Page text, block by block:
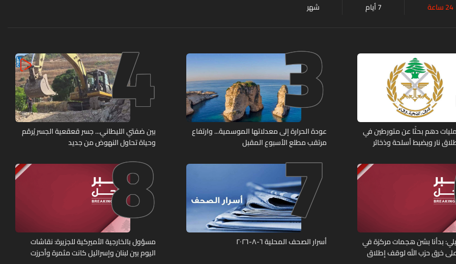
24 ساعة 7 أيام شهر
دهم بحثًا عن متورطين في
نار ويضبط أسلحة وذخائر
3
عودة الحرارة إلى معدلاتها الموسمية... وارتفاع
مرتقب مطلع الأسبوع المقبل
4
بين ضفتي الليطاني... جسر قعقعية الجسر يُرمّم
وحياة تحاول النهوض من جديد
بدأنا بشن هجمات مركزة في
على خرق حزب الله لوقف إطلاق
7
أسرار الصحف المحلية ٦-٨-٢٠٢٦ 8
مسؤول بالخارجية الأميركية للجزيرة: نقاشات
اليوم بين لبنان وإسرائيل كانت مثمرة وأحرزت